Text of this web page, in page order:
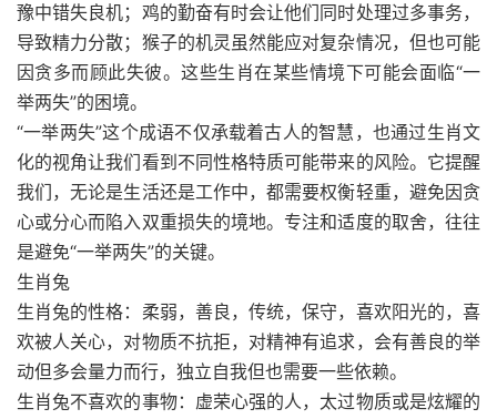
豫中错失良机；鸡的勤奋有时会让他们同时处理过多事务，
导致精力分散；猴子的机灵虽然能应对复杂情况，但也可能
因贪多而顾此失彼。这些生肖在某些情境下可能会面临“一
举两失”的困境。
“一举两失”这个成语不仅承载着古人的智慧，也通过生肖文
化的视角让我们看到不同性格特质可能带来的风险。它提醒
我们，无论是生活还是工作中，都需要权衡轻重，避免因贪
心或分心而陷入双重损失的境地。专注和适度的取舍，往往
是避免“一举两失”的关键。
生肖兔
生肖兔的性格：柔弱，善良，传统，保守，喜欢阳光的，喜
欢被人关心，对物质不抗拒，对精神有追求，会有善良的举
动但多会量力而行，独立自我但也需要一些依赖。
生肖兔不喜欢的事物：虚荣心强的人，太过物质或是炫耀的